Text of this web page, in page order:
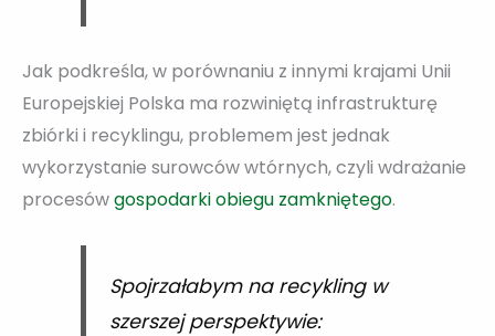
Jak podkreśla, w porównaniu z innymi krajami Unii
Europejskiej Polska ma rozwiniętą infrastrukturę
zbiórki i recyklingu, problemem jest jednak
wykorzystanie surowców wtórnych, czyli wdrażanie
procesówgospodarki obiegu zamkniętego.
Spojrzałabym na recykling w
szerszej perspektywie: